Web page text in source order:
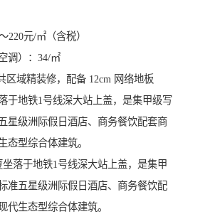
220元/㎡（含税）
调）：34/㎡
区域精装修，配备 12cm 网络地板
于地铁1号线深大站上盖，是集甲级写
星级洲际假日酒店、商务餐饮配套商
态型综合体建筑。
落于地铁1号线深大站上盖，是集甲
准五星级洲际假日酒店、商务餐饮配
代生态型综合体建筑。